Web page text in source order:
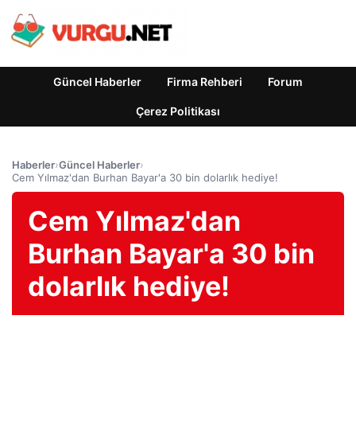
Güncel Haberler Firma Rehberi Forum
Çerez Politikası
Haberler›Güncel Haberler›
Cem Yılmaz'dan Burhan Bayar'a 30 bin dolarlık hediye!
Cem Yılmaz'dan
Burhan Bayar'a 30 bin
dolarlık hediye!